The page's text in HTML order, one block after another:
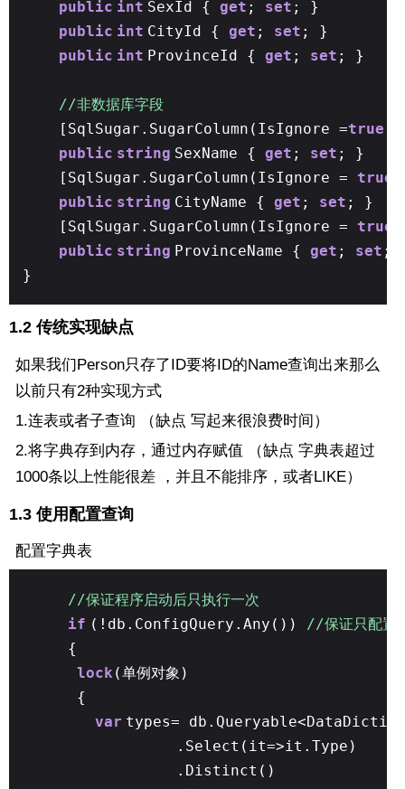
public int SexId { get ; set ; }
public int CityId { get ; set ; }
public int ProvinceId { get ; set ; }
//非数据库字段
[SqlSugar.SugarColumn(IsIgnore =true
public string SexName { get ; set ; }
[SqlSugar.SugarColumn(IsIgnore = true
public string CityName { get ; set ; }
[SqlSugar.SugarColumn(IsIgnore = true
public string ProvinceName { get ; set ;
}
1.2 传统实现缺点
如果我们Person只存了ID要将ID的Name查询出来那么
以前只有2种实现方式
1.连表或者子查询 （缺点 写起来很浪费时间）
2.将字典存到内存，通过内存赋值 （缺点 字典表超过
1000条以上性能很差 ，并且不能排序，或者LIKE）
1.3 使用配置查询
配置字典表
//保证程序启动后只执行一次
if (!db.ConfigQuery.Any()) //保证只配置
{
lock (单例对象)
{
var types=
.Select(it=>it.Type)
.Distinct()